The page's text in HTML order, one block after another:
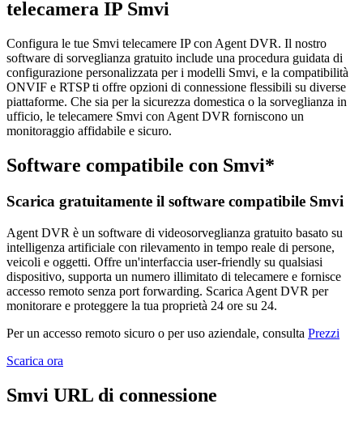
telecamera IP Smvi
Configura le tue Smvi telecamere IP con Agent DVR. Il nostro
software di sorveglianza gratuito include una procedura guidata di
configurazione personalizzata per i modelli Smvi, e la compatibilità
ONVIF e RTSP ti offre opzioni di connessione flessibili su diverse
piattaforme. Che sia per la sicurezza domestica o la sorveglianza in
ufficio, le telecamere Smvi con Agent DVR forniscono un
monitoraggio affidabile e sicuro.
Software compatibile con Smvi*
Scarica gratuitamente il software compatibile Smvi
Agent DVR è un software di videosorveglianza gratuito basato su
intelligenza artificiale con rilevamento in tempo reale di persone,
veicoli e oggetti. Offre un'interfaccia user-friendly su qualsiasi
dispositivo, supporta un numero illimitato di telecamere e fornisce
accesso remoto senza port forwarding. Scarica Agent DVR per
monitorare e proteggere la tua proprietà 24 ore su 24.
Per un accesso remoto sicuro o per uso aziendale, consulta Prezzi
Scarica ora
Smvi URL di connessione